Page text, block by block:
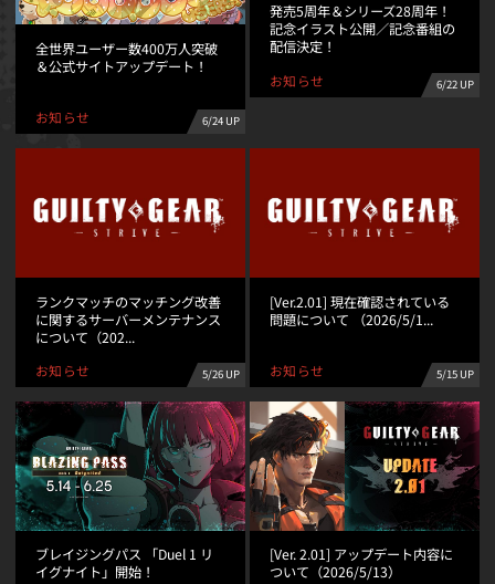
全世界ユーザー数400万人突破
＆公式サイトアップデート！
お知らせ 6/24 UP
発売5周年＆シリーズ28周年！
記念イラスト公開／記念番組の
配信決定！
お知らせ 6/22 UP
ランクマッチのマッチング改善
に関するサーバーメンテナンス
について（202...
お知らせ 5/26 UP
[Ver.2.01] 現在確認されている
問題について （2026/5/1...
お知らせ 5/15 UP
ブレイジングパス 「Duel 1 リ
イグナイト」開始！
[Ver. 2.01] アップデート内容に
ついて（2026/5/13）